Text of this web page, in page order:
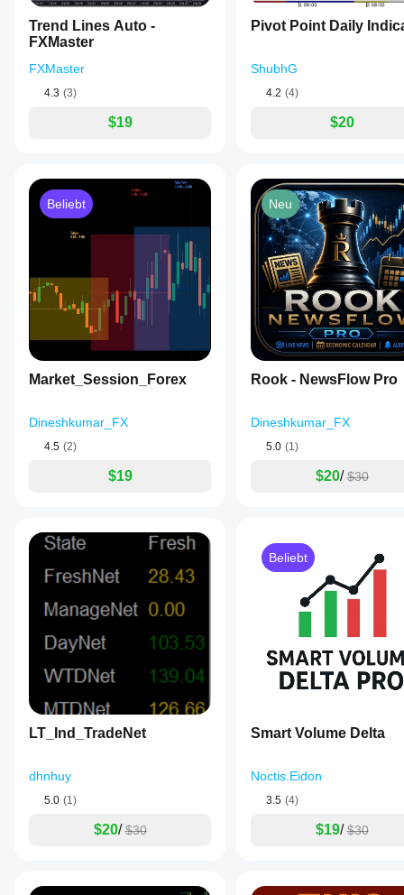
darüber
informiert!
er sich unter
verschiedenen
Marktbedingungen
Parameter
ändern, um
den
Ihre
Strategie
Trend Lines Auto -
FXMaster
FXMaster
4.3 (3)
$19
Pivot Point Daily
ShubhG
4.2 (4)
$20
Beliebt
Market_Session_Forex
Dineshkumar_FX
4.5 (2)
$19
Neu
Rook - NewsFlow Pro
Dineshkumar_FX
5.0 (1)
$20/ $30
LT_Ind_TradeNet
dhnhuy
5.0 (1)
$20/ $30
Beliebt
Smart Volume Delta
Noctis.Eidon
3.5 (4)
$19/ $30